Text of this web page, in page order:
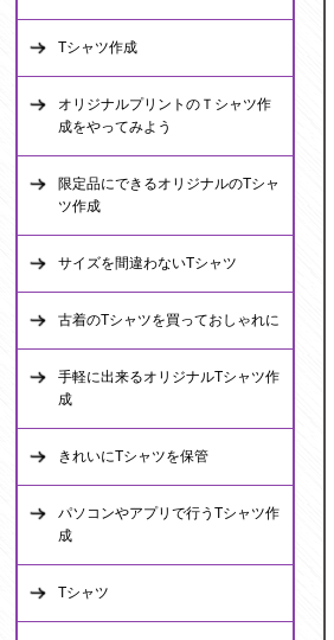
Tシャツ作成
オリジナルプリントのＴシャツ作
成をやってみよう
限定品にできるオリジナルのTシャ
ツ作成
サイズを間違わないTシャツ
古着のTシャツを買っておしゃれに
手軽に出来るオリジナルTシャツ作
成
きれいにTシャツを保管
パソコンやアプリで行うTシャツ作
成
Tシャツ